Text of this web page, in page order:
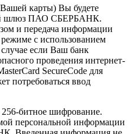
карты) Вы будете
шлюз ПАО СБЕРБАНК.
и передача информации
с использованием
если Ваш банк
проведения интернет-
SecureCode для
потребоваться ввод
битное шифрование.
персональной информации